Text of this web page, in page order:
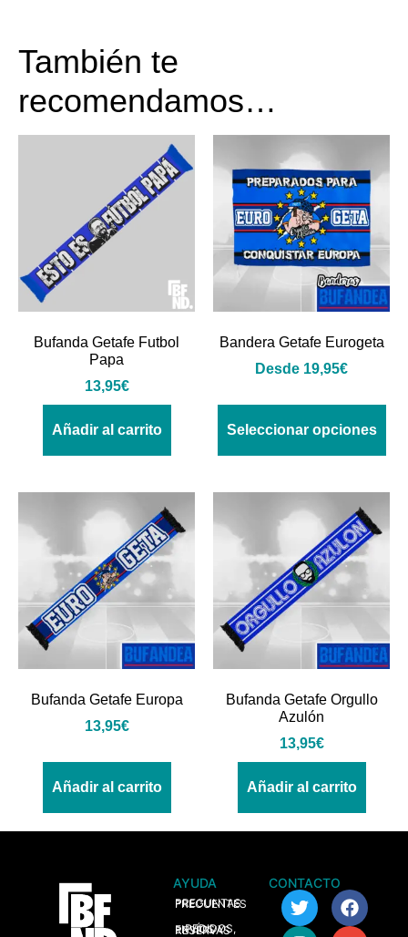
También te
recomendamos…
Bufanda Getafe Futbol
Papa
13,95€
Añadir al carrito
Bandera Getafe Eurogeta
Desde 19,95€
Seleccionar opciones
Bufanda Getafe Europa
13,95€
Añadir al carrito
Bufanda Getafe Orgullo
Azulón
13,95€
Añadir al carrito
AYUDA
> PREGUNTAS FRECUENTES
> PEDIDOS, ENVÍOS Y RESERVAS
CONTACTO